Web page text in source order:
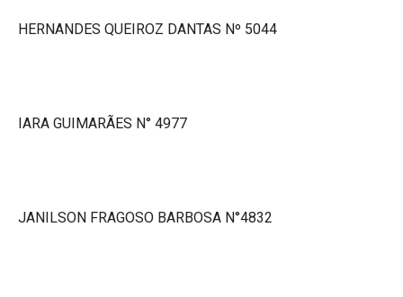
HERNANDES QUEIROZ DANTAS Nº 5044
IARA GUIMARÃES N° 4977
JANILSON FRAGOSO BARBOSA N°4832